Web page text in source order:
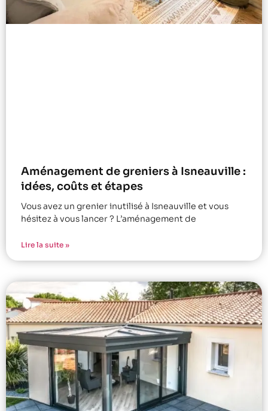
Aménagement de greniers à Isneauville :
idées, coûts et étapes
Vous avez un grenier inutilisé à Isneauville et vous
hésitez à vous lancer ? L’aménagement de
Lire la suite »